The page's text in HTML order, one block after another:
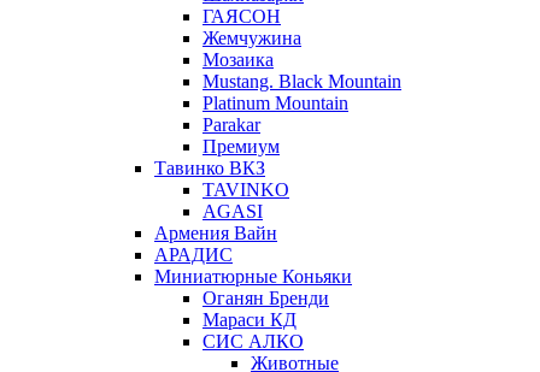
ГАЯСОН
Жемчужина
Мозаика
Mustang. Black Mountain
Platinum Mountain
Parakar
Премиум
Тавинко ВКЗ
TAVINKO
AGASI
Армения Вайн
АРАДИС
Миниатюрные Коньяки
Оганян Бренди
Мараси КД
СИС АЛКО
Животные